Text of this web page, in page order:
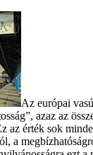
Az európai
azaz az
az érték sok
a